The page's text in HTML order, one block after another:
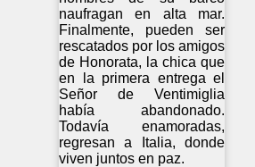
naufragan en alta mar.
Finalmente, pueden ser
rescatados por los amigos
de Honorata, la chica que
en la primera entrega el
Señor de Ventimiglia
había abandonado.
Todavía enamoradas,
regresan a Italia, donde
viven juntos en paz.